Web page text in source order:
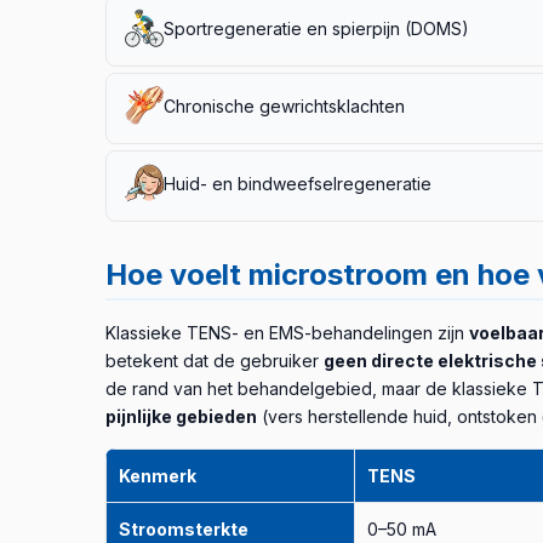
7 dagen kortere genezingstijdvergeleken met
Sportregeneratie en spierpijn (DOMS)
een gunstiger verandering in
Chronische gewrichtsklachten
pijnreductie van2,2 NRS-puntenboven sham.
Huid- en bindweefselregeneratie
cluster-artikel over G-Pulse gezichtsbehandelingen
methode.
Hoe voelt microstroom en hoe
Klassieke TENS- en EMS-behandelingen zijn
betekent dat de gebruiker geen directe
de rand van het behandelgebied, maar de klassieke
pijnlijke gebieden (vers herstellende huid,
Kenmerk TENS
Stroomsterkte 0–50 mA